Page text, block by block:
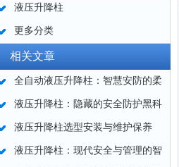
液压升降柱
更多分类
相关文章
全自动液压升降柱：智慧安防的柔
性屏障
液压升降柱：隐藏的安全防护黑科
技
液压升降柱选型安装与维护保养
液压升降柱：现代安全与管理的智